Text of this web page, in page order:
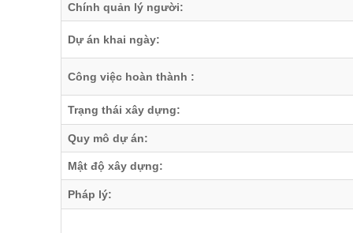
Chính quản lý người:
Dự án khai ngày:
Công việc hoàn thành :
Trạng thái xây dựng:
Quy mô dự án:
Mật độ xây dựng:
Pháp lý: